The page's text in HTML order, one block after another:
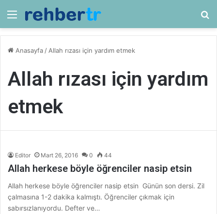
Menü
Anasayfa / Allah rızası için yardım etmek
Allah rızası için yardım
etmek
Editor Mart 26, 2016 0 44
Allah herkese böyle öğrenciler nasip etsin
Allah herkese böyle öğrenciler nasip etsin Günün son dersi. Zil
çalmasına 1-2 dakika kalmıştı. Öğrenciler çıkmak için
sabırsızlanıyordu. Defter ve…